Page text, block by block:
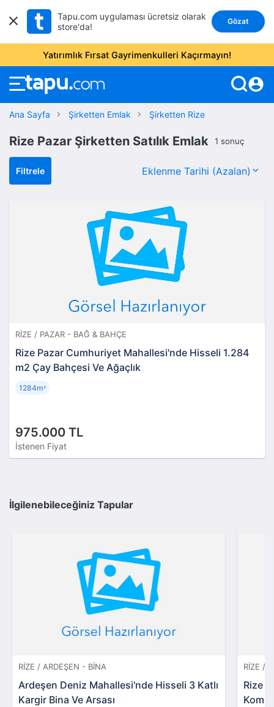
Tapu.com uygulaması ücretsiz olarak
store'da!
Gözat
Yatırımlık Fırsat Gayrimenkulleri Kaçırmayın!
account_circle
Ana Sayfa Şirketten Emlak Şirketten Rize
Rize Pazar Şirketten Satılık Emlak 1 sonuç
Filtrele
RIZE / PAZAR - BAĞ & BAHÇE
Rize Pazar Cumhuriyet Mahallesi'nde Hisseli 1.284
m2 Çay Bahçesi Ve Ağaçlık
975.000 TL
İstenen Fiyat
1284m²
İlgilenebileceğiniz Tapular
RIZE / ARDEŞEN - BINA
Ardeşen Deniz Mahallesi'nde Hisseli 3 Katlı
Kargir Bina Ve Arsası
RIZE /
Rize